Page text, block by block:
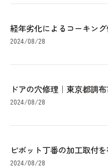
経年劣化によるコーキン
2024/08/28
ドアの穴修理｜東京都調
2024/08/28
ピボット丁番の加工取付
2024/08/28